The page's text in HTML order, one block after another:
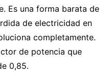
Es una forma barata de
de electricidad en
completamente.
de potencia que
0,85.